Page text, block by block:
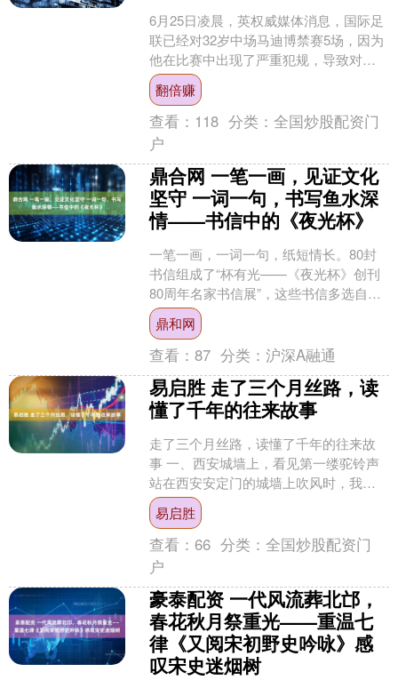
6月25日凌晨，英权威媒体消息，国际足
联已经对32岁中场马迪博禁赛5场，因为
他在比赛中出现了严重犯规，导致对手
重伤。马迪博可以就此次处罚结果进行
上诉。 世界杯小....
翻倍赚
查看： 118 分类：全国炒股配资门
户
鼎合网 一笔一画，见证文化
坚守 一词一句，书写鱼水深
情——书信中的《夜光杯》
一笔一画，一词一句，纸短情长。80封
书信组成了“杯有光——《夜光杯》创刊
80周年名家书信展”，这些书信多选自时
任新民晚报《夜光杯》编辑的沈毓刚、
吴承惠、严建平与....
鼎和网
查看：87 分类：沪深A融通
易启胜 走了三个月丝路，读
懂了千年的往来故事
走了三个月丝路，读懂了千年的往来故
事 一、西安城墙上，看见第一缕驼铃声
站在西安安定门的城墙上吹风时，我还
没料到接下来三个月的旅程，会把书本
里干巴巴的“丝绸之路....
易启胜
查看：66 分类：全国炒股配资门
户
豪泰配资 一代风流葬北邙，
春花秋月祭重光——重温七
律《又阅宋初野史吟咏》感
叹宋史迷烟树